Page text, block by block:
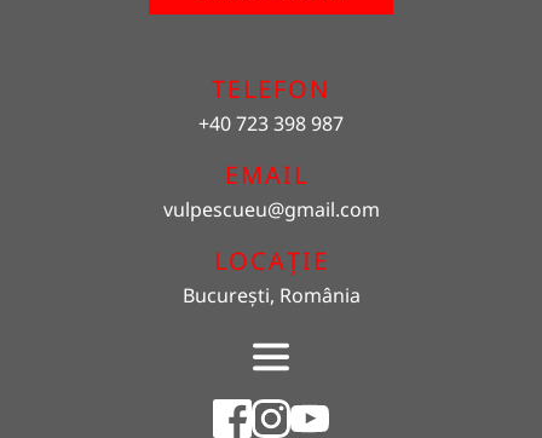
TELEFON
+40 723 398 987
EMAIL
vulpescueu@gmail.com
LOCAȚIE
București, România